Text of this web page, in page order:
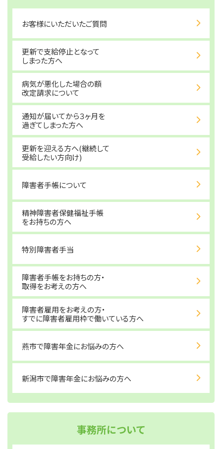
お客様にいただいたご質問
更新で支給停止となって
しまった方へ
病気が悪化した場合の額
改定請求について
通知が届いてから３ヶ月を
過ぎてしまった方へ
更新を迎える方へ(継続して
受給したい方向け)
障害者手帳について
精神障害者保健福祉手帳
をお持ちの方へ
特別障害者手当
障害者手帳をお持ちの方・
取得をお考えの方へ
障害者雇用をお考えの方・
すでに障害者雇用枠で働いている方へ
燕市で障害年金にお悩みの方へ
新潟市で障害年金にお悩みの方へ
事務所について